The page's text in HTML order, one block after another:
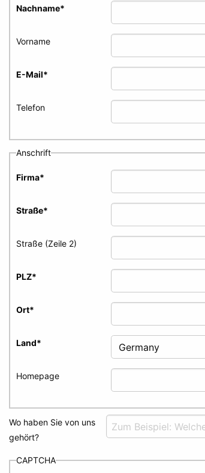
Nachname*
Vorname
E-Mail*
Telefon
Anschrift
Firma*
Straße*
Straße (Zeile 2)
PLZ*
Ort*
Land*
Homepage
Wo haben Sie von uns
gehört?
CAPTCHA